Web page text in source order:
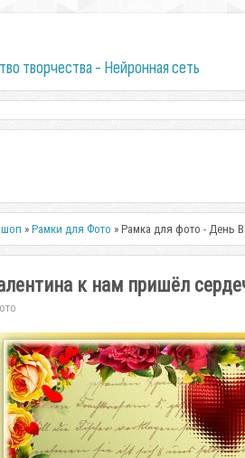
творчества - Нейронная сеть
»Рамки для Фото » Рамка для фото - День
к нам пришёл